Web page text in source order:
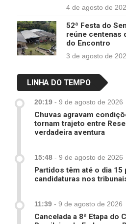
4 de agosto de
52ª Festa do
reúne centenas
do Encontro
3 de agosto de
LINHA DO TEMPO
20:19 - 9 de agosto de 2026
Chuvas agravam
tornam trajeto entre
verdadeira aventura
15:48 - 9 de agosto de 2026
Partidos têm até o dia 15
candidaturas nos
11:39 - 9 de agosto de 2026
Cancelada a 8ª Etapa do